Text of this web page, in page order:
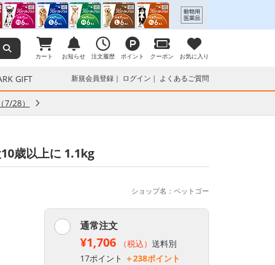
カート お知らせ 注文履歴 ポイント クーポン お気に入り
GIFT 新規会員登録 ログイン よくあるご質問
28）
歳以上に 1.1kg
ショップ名：ペットゴー
通常注文
¥1,706 （税込） 送料別
17ポイント ＋238ポイント